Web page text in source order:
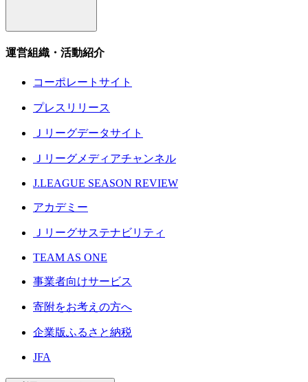
運営組織・活動紹介
コーポレートサイト
プレスリリース
Ｊリーグデータサイト
Ｊリーグメディアチャンネル
J.LEAGUE SEASON REVIEW
アカデミー
Ｊリーグサステナビリティ
TEAM AS ONE
事業者向けサービス
寄附をお考えの方へ
企業版ふるさと納税
JFA